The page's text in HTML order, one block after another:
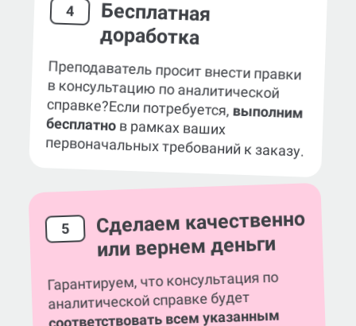
4 Бесплатная
доработка
Преподаватель просит внести правки
в консультацию по аналитической
в рамках ваших
5 Сделаем качественно
или вернем деньги